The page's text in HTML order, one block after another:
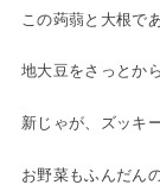
この蒟蒻と大根で
地大豆をさっとか
新じゃが、ズッキ
お野菜もふんだん